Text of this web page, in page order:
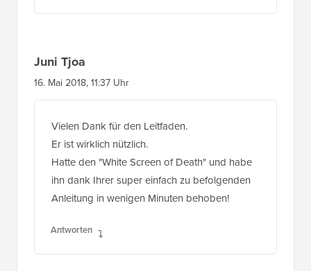
Juni Tjoa
16. Mai 2018, 11:37 Uhr
Vielen Dank für den Leitfaden.
Er ist wirklich nützlich.
Hatte den "White Screen of Death" und habe
ihn dank Ihrer super einfach zu befolgenden
Anleitung in wenigen Minuten behoben!
Antworten